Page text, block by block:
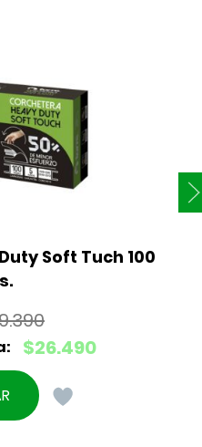
Soft Tuch 100
$26.490
actual